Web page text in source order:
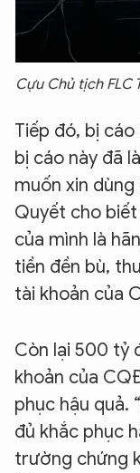
Cựu Chủ tịch FLC
Tiếp đó, bị
bị cáo này đã
muốn xin
Quyết cho
của mình là
tiền đền bù,
tài khoản của
Còn lại 500 tỷ
khoản của
phục hậu quả.
đủ khắc phục
trường chứng